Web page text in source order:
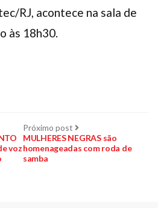
RJ, acontece na sala de
às 18h30.
voz
Próximo post Próximo
post:
MULHERES NEGRAS são
homenageadas com roda de
samba